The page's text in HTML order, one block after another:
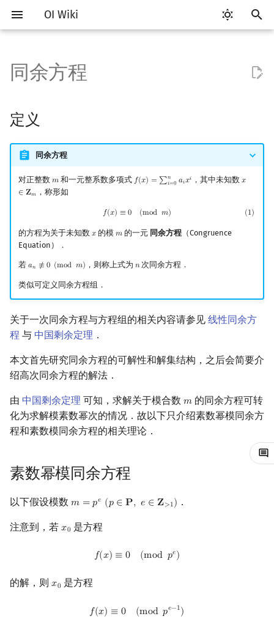
OI Wiki
入
以
始
Getting Started
关于本项目
如何参与
OI Wiki 不是什么
数学符号表
F.A.Q.
镜像站列表
致谢
比赛相关简介
赛事
题型
学习路线
技巧
常见错误
出题
工具软件简介
代码编辑工具
VS Code
Notepad++
Kate
CLion
Geany
GUIDE
Code::Blocks
评测工具 Cena
命令行
编译器
WSL (Windows 10)
Special Judge
Testlib
Generator
Checker
Polygon
OJ 工具
LaTeX 入门
语言基础简介
C++ 基础
变量
高级数据类型
函数
C++ 标准库 STL 算法
pair
C++ 进阶
值类别
重载运算符
常量
新版 C++ 特性
pb_ds
编译优化
Pascal 转 C++ 急救
Python 速成
Java 速成
Java 进阶
算法基础简介
复杂度
枚举
模拟
贪心
排序
冒泡排序
基数排序
快速排序
堆排序
桶排序
锦标赛排序
排序应用
前缀和 & 差分
二分
倍增
构造
搜索部分简介
DFS（搜索）
BFS（搜索）
双向搜索
A*
迭代加深搜索
IDA*
回溯法
Dancing Links
Alpha–Beta 剪枝
优化
动态规划部分简介
动态规划基础
记忆化搜索
背包 DP
DAG 上的 DP
树形 DP
状压 DP
数位 DP
插头 DP
计数 DP
动态 DP
DP 套 DP
DP 优化
斜率优化
四边形不等式优化
WQS 二分
状态设计优化
其它 DP 方法
字符串部分简介
字符串基础
标准库
字符串匹配
字典树 (Trie)
前缀函数与 KMP 算法
Boyer–Moore 算法
Z 函数（扩展 KMP）
AC 自动机
后缀数组 (SA)
后缀自动机 (SAM)
广义后缀自动机
后缀树
Manacher
数字系统简介
进位制
平衡三进制
格雷码
定义
素数幂模同余方程
素数模同余方程
高次同余方程（组）的求解方
多项式与生成函数简介
代数基本定理
快速傅里叶变换
快速数论变换
Chirp Z 变换
多项式牛顿迭代
多项式多点求值|快速插值
多项式初等函数
常系数齐次线性递推
多项式平移|连续点值平移
符号化方法
形式幂级数复合|复合逆
普通生成函数
指数生成函数
排列组合
抽屉原理
容斥原理
斐波那契数列
卡特兰数
斯特林数
贝尔数
伯努利数
Entringer Number
Eulerian Number
分拆数
Pólya 计数
图论计数
线性代数简介
向量
内积和外积
矩阵
行列式
线性空间
线性基
线性映射
特征多项式
对角化
Jordan标准型
线性规划基础
单纯形法
基本概念
群论
环论
域论
基本概念
条件概率与独立性
随机变量
随机变量的数字特征
博弈论简介
公平组合游戏
零和游戏
非公平组合游戏
插值
数值积分
高斯消元
牛顿迭代法
数据结构部分简介
栈
队列
链表
并查集
堆
配对堆
块状数据结构
块状链表
单调栈
单调队列
ST 表
树状数组
李超线段树
值
划分树
二叉搜索树 & 平衡树
Splay 树
笛卡尔树
Size Balanced Tree
红黑树
左偏红黑树
跳表
可持久化块状数组
可持久化平衡树
可持久化可并堆
线段树套平衡树
树状数组套权值线段树
Euler Tour Tree
图论部分简介
图论相关概念
图的存储
DFS（图论）
树上问题
树的中心
树链剖分
树上启发式合并
树分治
动态树分治
树哈希
有向无环图
拓扑排序
最短路问题
k 短路
同余最短路
生成树问题
最小直径生成树
斯坦纳树
拆点
割点和桥
环计数问题
最小环
2-SAT
最小割
Stoer–Wagner 算法
二分图最大权匹配
一般图最大匹配
稳定匹配
计算几何部分简介
二维计算几何基础
三维计算几何基础
距离
三角剖分
凸包
扫描线
旋转卡壳
半平面交
平面最近点对
随机增量法
计算几何杂项
杂项简介
离散化
双指针
离线算法
整体二分
随机化
爬山算法
悬线法
有限状态自动机
计算理论基础
字节顺序
约瑟夫问题
表达式求值
主元素问题
Garsia–Wachs 算法
15-puzzle
珂朵莉树/颜色段均摊
RMQ
并查集应用
括号序列
线段树与离线询问
同余方程
定义
同余方程
对正整数 𝑚
m和一元整系数多项式 𝑓(𝑥) = ∑𝑛
𝑖=0 𝑎𝑖𝑥𝑖
f(x)= ∑i= 0naix i ，其中未知数𝑥
∈ 𝐙𝑚
x∈
，称形如
𝑓(𝑥) ≡ 0 (mod 𝑚) (1)
(1) (x )≡ modm)
的方程为关于未知数 𝑥
x的模 𝑚
m 的一元 同余方程 （Congruence
Equation）．
若 𝑎𝑛 ≢ 0 (mod 𝑚)
an ≢ 0( modm ) ，则称上式为 𝑛
n次同余方程．
类似可定义同余方程组．
关于一次同余方程与方程组的相关内容请参见 线性同余方
程 与 中国剩余定理 ．
本文首先研究同余方程的可解性和解集结构，之后会简要介
绍高次同余方程的解法．
由 中国剩余定理 可知，求解关于模合数 𝑚
m 的同余方程可转
化为求解模素数幂次的情况．故以下只介绍素数幂模同余方
程和素数模同余方程的相关理论．
素数幂模同余方程
以下假设模数 𝑚 = 𝑝𝑒 (𝑝 ∈ 𝐏, 𝑒 ∈ 𝐙>1)
m =pe ( p∈ P, e∈ Z> 1) ．
注意到，若 𝑥0
x0 是方程
𝑓(𝑥) ≡ 0 (mod 𝑝𝑒)
f(x)≡ 0 modpe )
的解，则 𝑥0
x0 是方程
𝑓(𝑥) ≡ 0 (mod 𝑝𝑒−1)
f( x)≡ 0 modpe −1)